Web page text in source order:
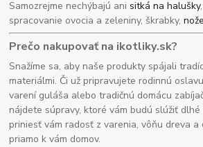
Samozrejme nechýbajú anisitká na halušky
spracovanie ovocia a zeleniny, škrabky,nože
Prečo nakupovať na ikotliky.sk?
Snažíme sa, aby naše produkty spájali
materiálmi. Či už pripravujete rodinnú
varení guláša alebo tradičnú domácu
nájdete súpravy, ktoré vám budú slúžiť dlhé
priniesť vám radosť z varenia, vôňu dreva
priamo k vám domov.